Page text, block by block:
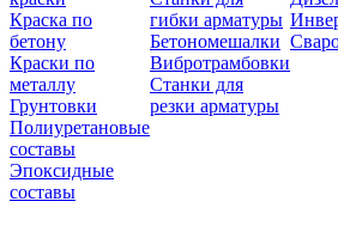
Краска по
бетону
Краски по
металлу
Грунтовки
Полиуретановые
составы
Эпоксидные
составы
гибки арматуры
Бетономешалки
Вибротрамбовки
Станки для
резки арматуры